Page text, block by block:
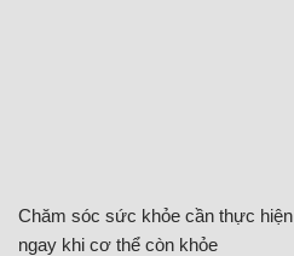
Chăm sóc sức khỏe cần thực hiện
ngay khi cơ thể còn khỏe